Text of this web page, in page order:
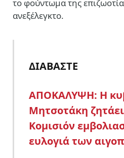
το φούντωμα της
ανεξέλεγκτο.
ΔΙΑΒΑΣΤΕ
ΑΠΟΚΑΛΥΨΗ: Η
Μητσοτάκη
Κομισιόν
ευλογιά των